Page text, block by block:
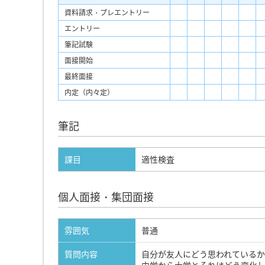
資料請求・プレエントリー
エントリー
筆記試験
面接開始
最終面接
内定（内々定）
筆記
課目 適性検査
個人面接・集団面接
雰囲気
普通
質問内容
自分が友人にどう思われている